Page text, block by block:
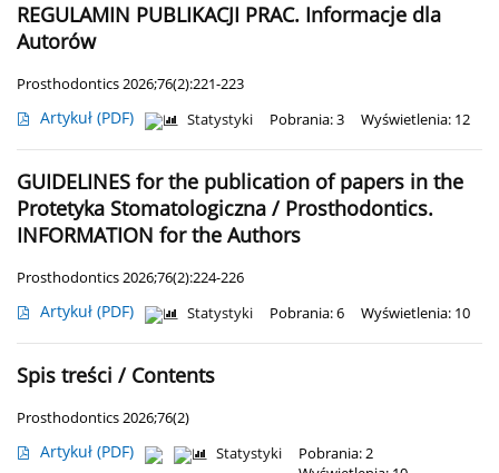
REGULAMIN PUBLIKACJI PRAC. Informacje dla
Autorów
Prosthodontics 2026;76(2):221-223
Artykuł (PDF) Statystyki Pobrania: 3 Wyświetlenia: 12
GUIDELINES for the publication of papers in the
Protetyka Stomatologiczna / Prosthodontics.
INFORMATION for the Authors
Prosthodontics 2026;76(2):224-226
Artykuł (PDF) Statystyki Pobrania: 6 Wyświetlenia: 10
Spis treści / Contents
Prosthodontics 2026;76(2)
Artykuł (PDF) Statystyki
Pobrania: 2